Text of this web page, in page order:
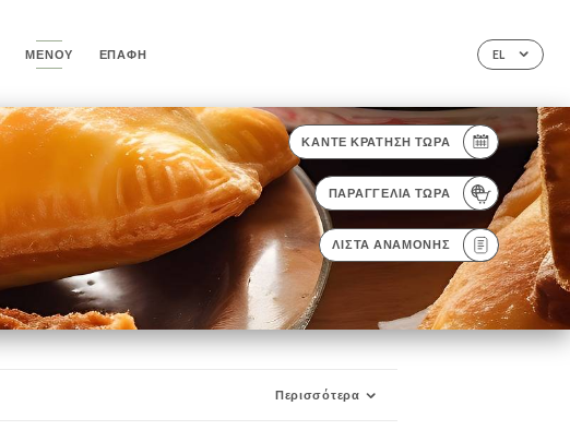
EL
ΜΕΝΟΎ ΕΠΑΦΉ
ΚΆΝΤΕ ΚΡΆΤΗΣΗ ΤΏΡΑ
ΠΑΡΑΓΓΕΛΊΑ ΤΏΡΑ
ΛΊΣΤΑ ΑΝΑΜΟΝΉΣ
Περισσότερα